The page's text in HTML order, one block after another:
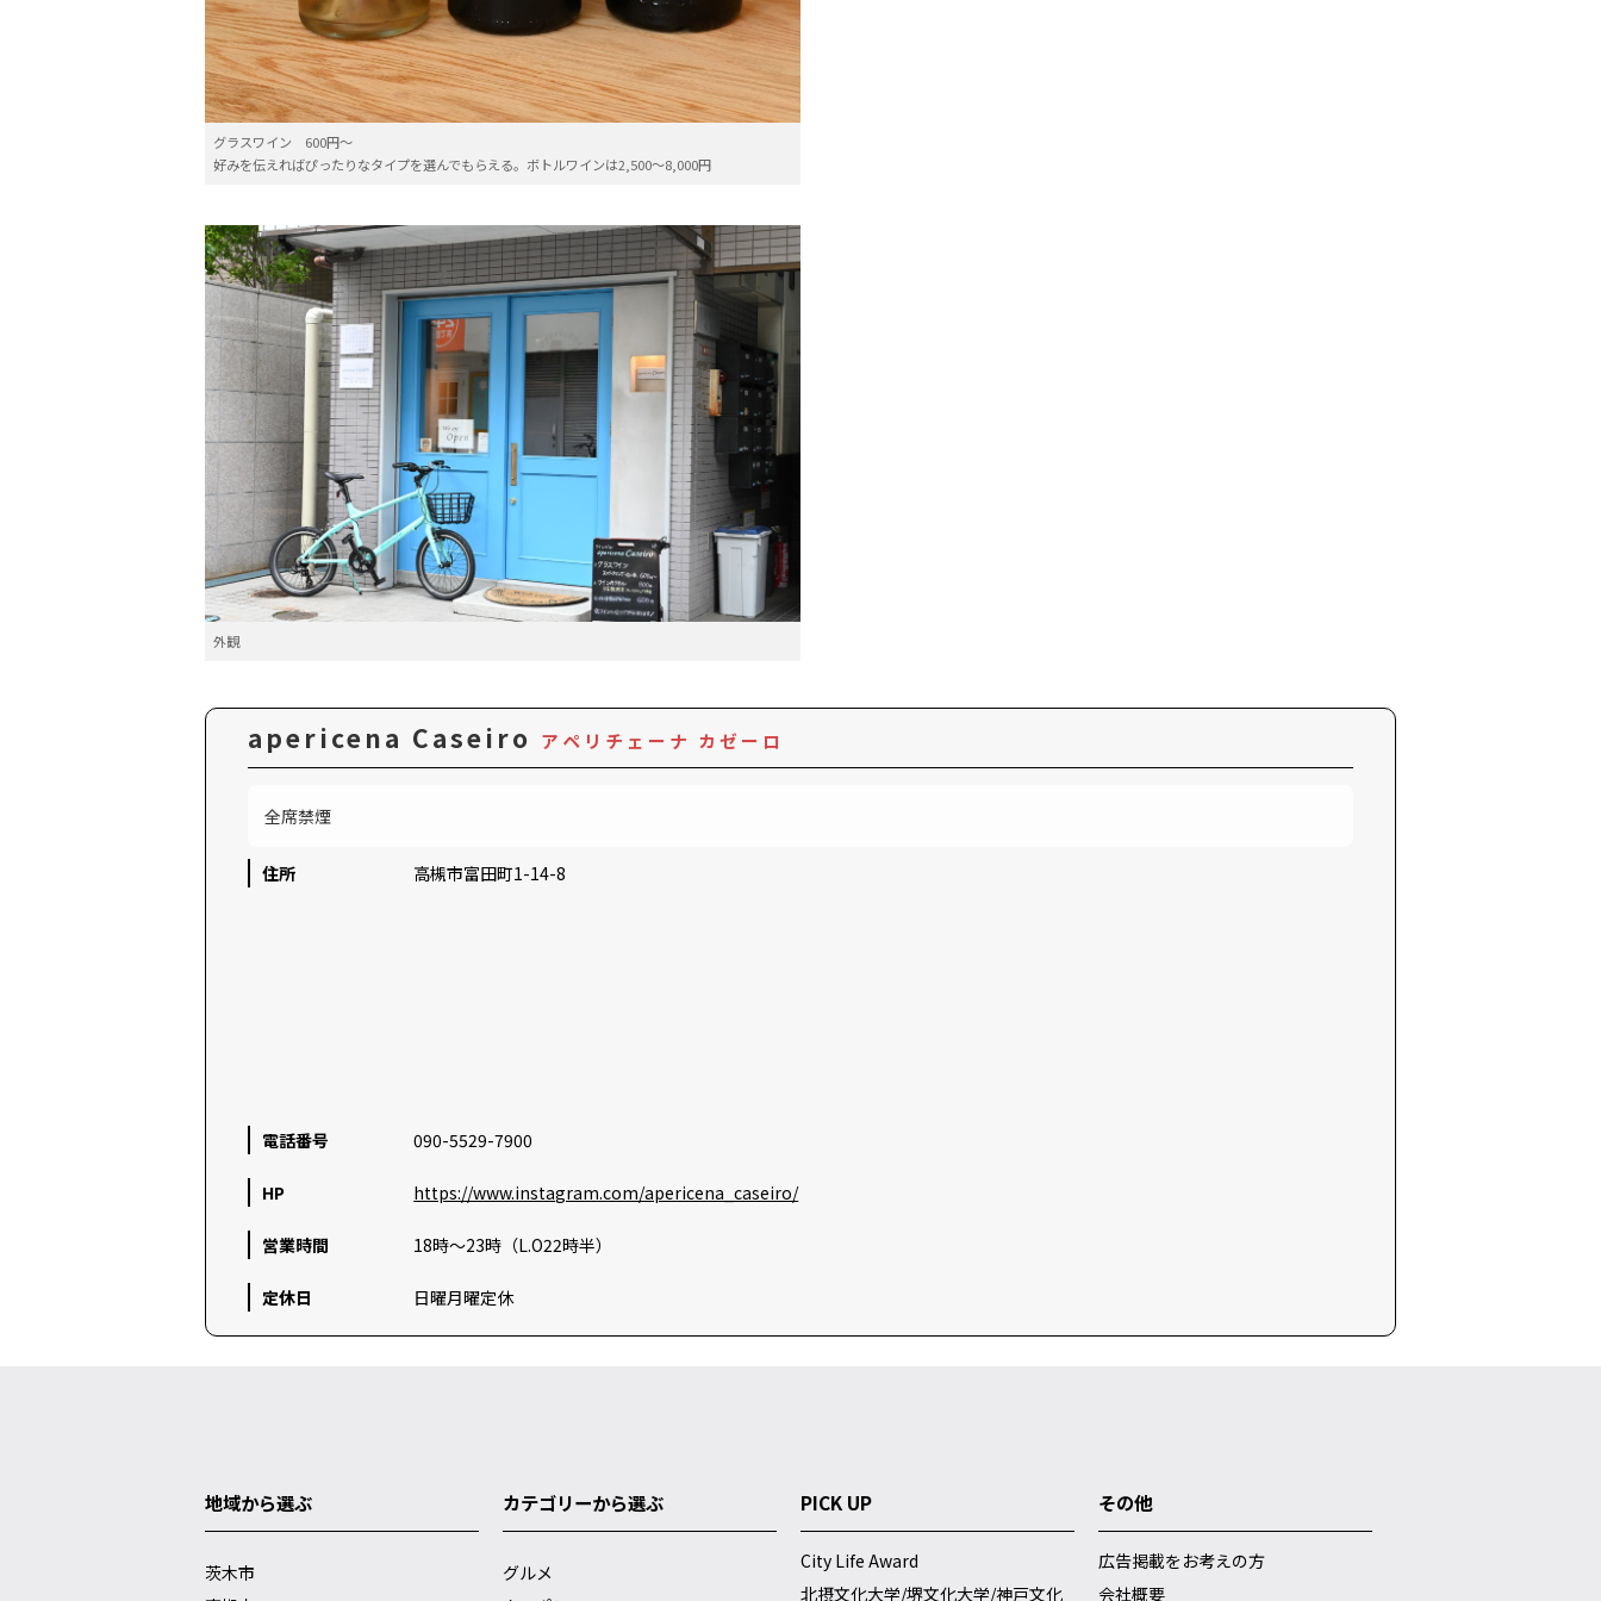
グラスワイン 600円～
好みを伝えればぴったりなタイプを選んでもらえる。ボトルワインは2,500～8,000円
外観
apericena Caseiro アペリチェーナ カゼーロ
全席禁煙
住所 高槻市富田町1-14-8
電話番号 090-5529-7900
HP https://www.instagram.com/apericena_caseiro/
営業時間 18時～23時（L.O22時半）
定休日 日曜月曜定休
地域から選ぶ
茨木市
カテゴリーから選ぶ
グルメ
PICK UP
City Life Award
北摂文化大学/堺文化大学/神戸文化
その他
広告掲載をお考えの方
会社概要